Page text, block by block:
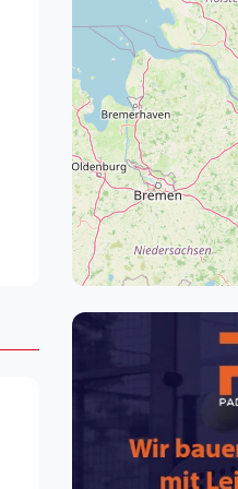
Dortmund
Essen